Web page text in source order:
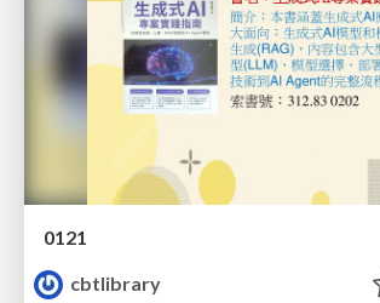
0121
cbtlibrary